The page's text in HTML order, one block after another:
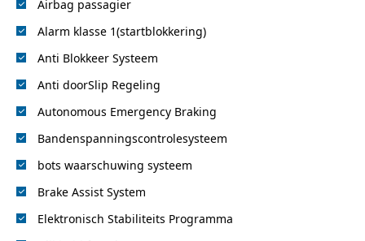
Airbag passagier
Alarm klasse 1(startblokkering)
Anti Blokkeer Systeem
Anti doorSlip Regeling
Autonomous Emergency Braking
Bandenspanningscontrolesysteem
bots waarschuwing systeem
Brake Assist System
Elektronisch Stabiliteits Programma